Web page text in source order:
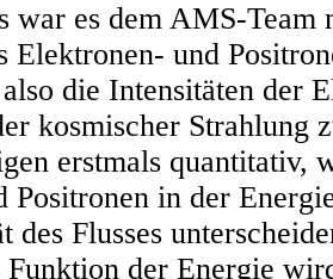
war es dem AMS-Team
Elektronen- und
die Intensitäten der
kosmischer Strahlung
erstmals quantitativ,
Positronen in der
des Flusses
Funktion der Energie